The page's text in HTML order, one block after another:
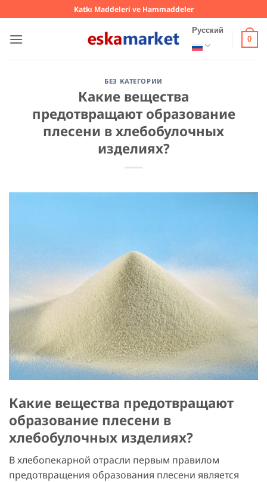
to
content
Katkı Maddeleri ve Hammaddeler
Русский
0
БЕЗ КАТЕГОРИИ
Какие вещества
предотвращают образование
плесени в хлебобулочных
изделиях?
Какие вещества предотвращают
образование плесени в
хлебобулочных изделиях?
В хлебопекарной отрасли первым правилом
предотвращения образования плесени является